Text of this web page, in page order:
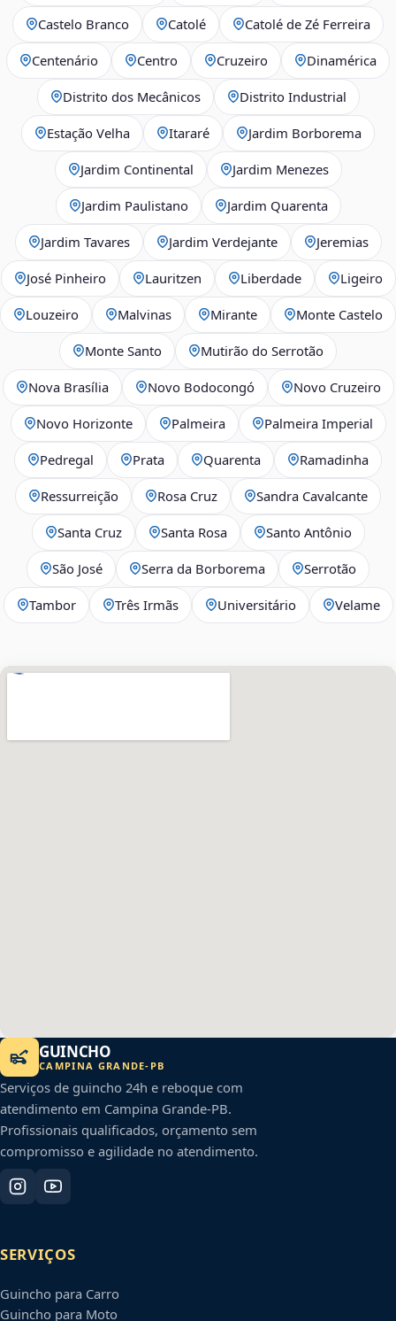
Castelo Branco Catolé Catolé de Zé Ferreira
Centenário Centro Cruzeiro Dinamérica
Distrito dos Mecânicos Distrito Industrial
Estação Velha Itararé Jardim Borborema
Jardim Continental Jardim Menezes
Jardim Paulistano Jardim Quarenta
Jardim Tavares Jardim Verdejante Jeremias
José Pinheiro Lauritzen Liberdade Ligeiro
Louzeiro Malvinas Mirante Monte Castelo
Monte Santo Mutirão do Serrotão
Nova Brasília Novo Bodocongó Novo Cruzeiro
Novo Horizonte Palmeira Palmeira Imperial
Pedregal Prata Quarenta Ramadinha
Ressurreição Rosa Cruz Sandra Cavalcante
Santa Cruz Santa Rosa Santo Antônio
São José Serra da Borborema Serrotão
Tambor Três Irmãs Universitário Velame
GUINCHO
CAMPINA GRANDE- PB
Serviços de guincho 24h e reboque com
atendimento em Campina Grande-PB.
Profissionais qualificados, orçamento sem
compromisso e agilidade no atendimento.
SERVIÇOS
Guincho para Carro
Guincho para Moto